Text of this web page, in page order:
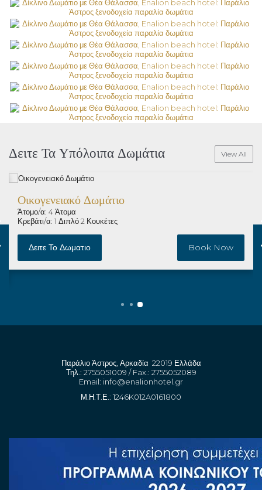
Δειτε Τα Υπόλοιπα Δωμάτια View All
Οικογενειακό Δωμάτιο
Άτομο/α: 4 Άτομα
Κρεβάτι/α: 1 Διπλό 2 Κουκέτες
Δειτε Το Δωματιο Book Now
Παράλιο Άστρος, Αρκαδία 22019 Ελλάδα
Τηλ.: 2755051009 / Fax.: 2755052089
Email: info@enalionhotel.gr
Μ.Η.Τ.Ε.: 1246K012A0161800